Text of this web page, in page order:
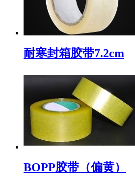
耐寒封箱胶带7.2cm
BOPP胶带（偏黄）